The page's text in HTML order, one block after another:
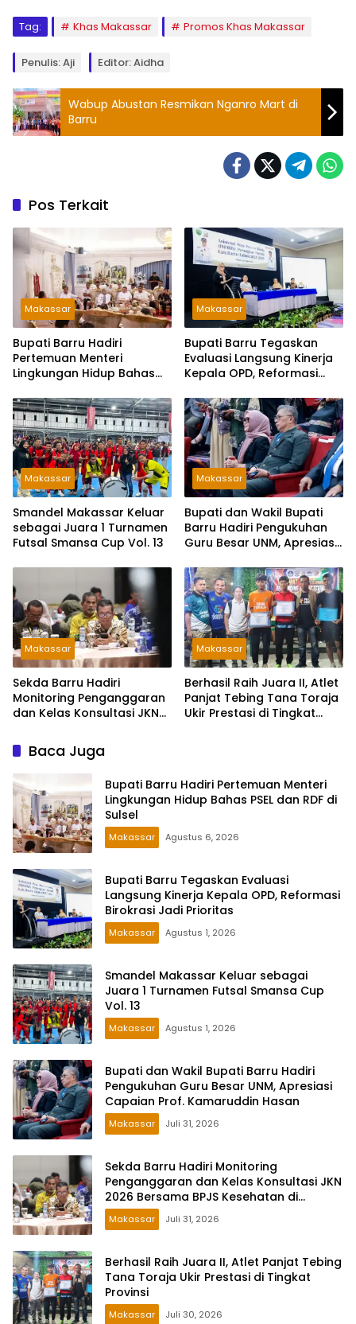
Tag: Khas Makassar Promos Khas Makassar
Penulis: Aji Editor: Aidha
Wabup Abustan Resmikan Nganro Mart di
Barru
Pos Terkait
Makassar
Bupati Barru Hadiri
Pertemuan Menteri
Lingkungan Hidup Bahas
Makassar
Bupati Barru Tegaskan
Evaluasi Langsung Kinerja
Kepala OPD, Reformasi
Makassar
Smandel Makassar Keluar
sebagai Juara 1 Turnamen
Futsal Smansa Cup Vol. 13
Makassar
Bupati dan Wakil Bupati
Barru Hadiri Pengukuhan
Guru Besar UNM, Apresiasi
Hasan
Makassar
Sekda Barru Hadiri
Monitoring Penganggaran
dan Kelas Konsultasi JKN
Kesehatan di Makassar
Makassar
Berhasil Raih Juara II, Atlet
Panjat Tebing Tana Toraja
Ukir Prestasi di Tingkat
Baca Juga
Bupati Barru Hadiri Pertemuan Menteri
Lingkungan Hidup Bahas PSEL dan RDF di
Sulsel
Makassar Agustus 6, 2026
Bupati Barru Tegaskan Evaluasi
Langsung Kinerja Kepala OPD, Reformasi
Birokrasi Jadi Prioritas
Makassar Agustus 1, 2026
Smandel Makassar Keluar sebagai
Juara 1 Turnamen Futsal Smansa Cup
Vol. 13
Makassar Agustus 1, 2026
Bupati dan Wakil Bupati Barru Hadiri
Pengukuhan Guru Besar UNM, Apresiasi
Capaian Prof. Kamaruddin Hasan
Makassar Juli 31, 2026
Sekda Barru Hadiri Monitoring
Penganggaran dan Kelas Konsultasi JKN
2026 Bersama BPJS Kesehatan di
Makassar
Makassar Juli 31, 2026
Berhasil Raih Juara II, Atlet Panjat Tebing
Tana Toraja Ukir Prestasi di Tingkat
Provinsi
Makassar Juli 30, 2026